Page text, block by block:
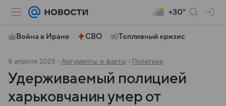
+30°
Война в Иране СВО Топливный кризис
9 апреля 2025 Аргументы и факты Политика
Удерживаемый полицией
харьковчанин умер от